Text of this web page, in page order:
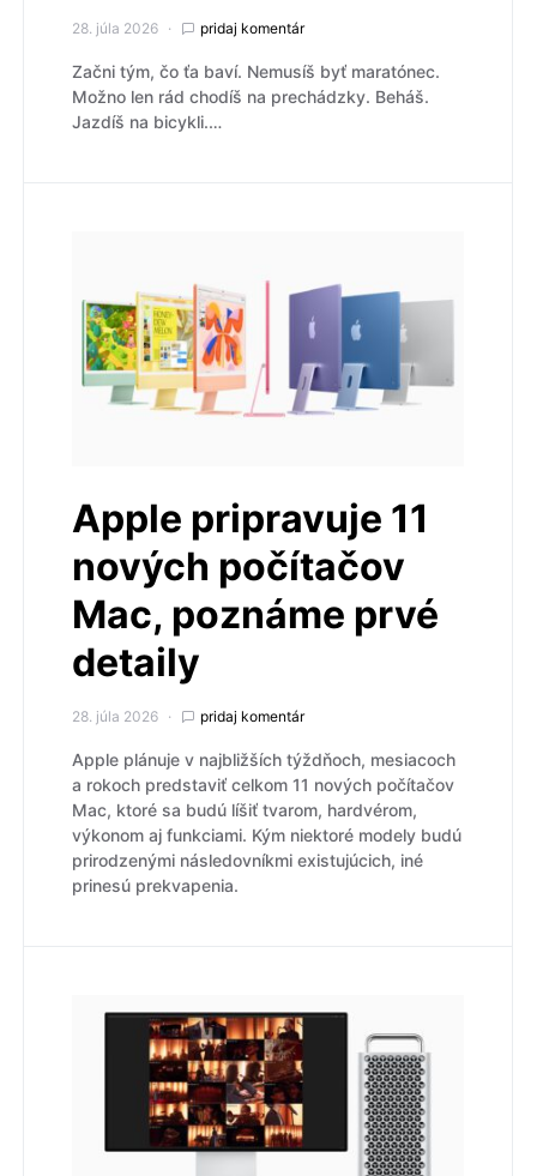
28. júla 2026 pridaj komentár
Začni tým, čo ťa baví. Nemusíš byť maratónec.
Možno len rád chodíš na prechádzky. Beháš.
Jazdíš na bicykli.…
Apple pripravuje 11
nových počítačov
Mac, poznáme prvé
detaily
28. júla 2026 pridaj komentár
Apple plánuje v najbližších týždňoch, mesiacoch
a rokoch predstaviť celkom 11 nových počítačov
Mac, ktoré sa budú líšiť tvarom, hardvérom,
výkonom aj funkciami. Kým niektoré modely budú
prirodzenými následovníkmi existujúcich, iné
prinesú prekvapenia.